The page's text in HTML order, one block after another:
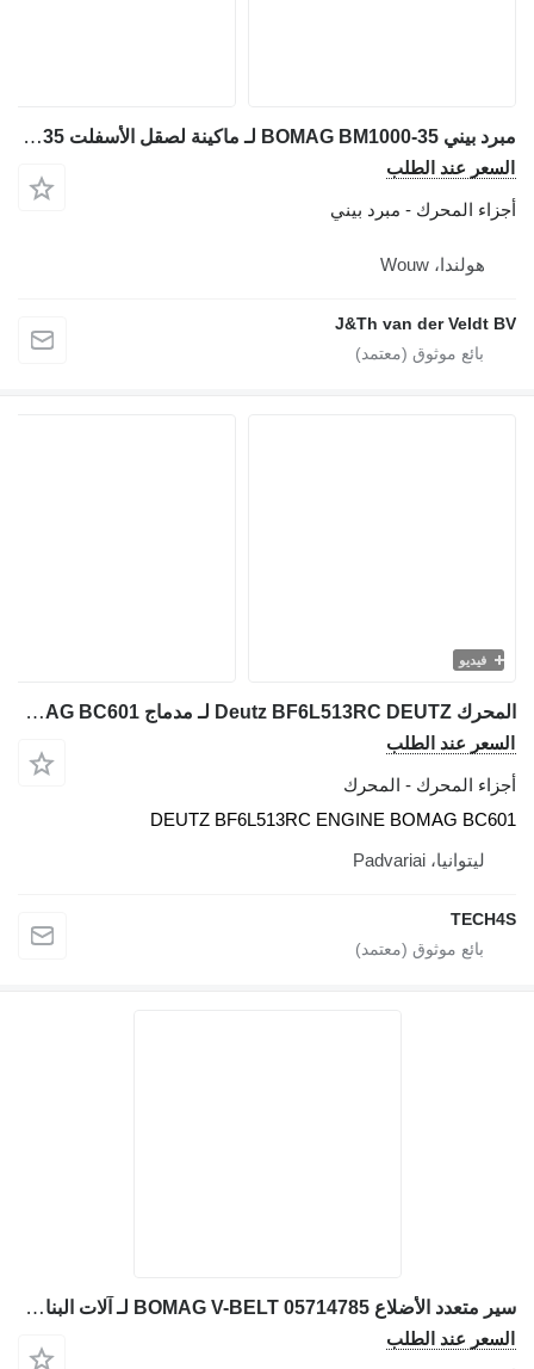
مبرد بيني BOMAG BM1000-35 لـ ماكينة لصقل الأسفلت BOMAG BM1000-35
السعر عند الطلب
أجزاء المحرك - مبرد بيني
هولندا، Wouw
J&Th van der Veldt BV
فيديو
المحرك Deutz BF6L513RC DEUTZ لـ مدماج BOMAG BC601
السعر عند الطلب
أجزاء المحرك - المحرك
DEUTZ BF6L513RC ENGINE BOMAG BC601
ليتوانيا، Padvariai
TECH4S
سير متعدد الأضلاع BOMAG V-BELT 05714785 لـ آلات البناء BOMAG
السعر عند الطلب